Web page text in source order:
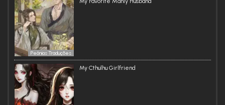
Peônias Traduções
My Cthulhu Girlfriend